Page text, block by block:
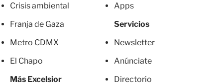
Crisis ambiental
Franja de Gaza
Metro CDMX
El Chapo
Más Excelsior
Apps
Servicios
Newsletter
Anúnciate
Directorio